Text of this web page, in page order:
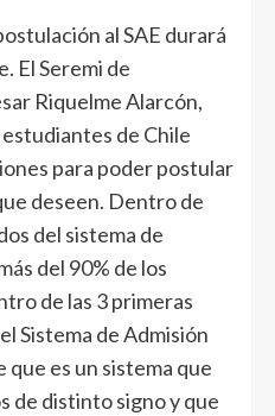
al SAE durará
El Seremi de
Riquelme Alarcón,
de Chile
para poder postular
deseen. Dentro de
del sistema de
del 90% de los
de las 3 primeras
Sistema de Admisión
que es un sistema que
de distinto signo y que